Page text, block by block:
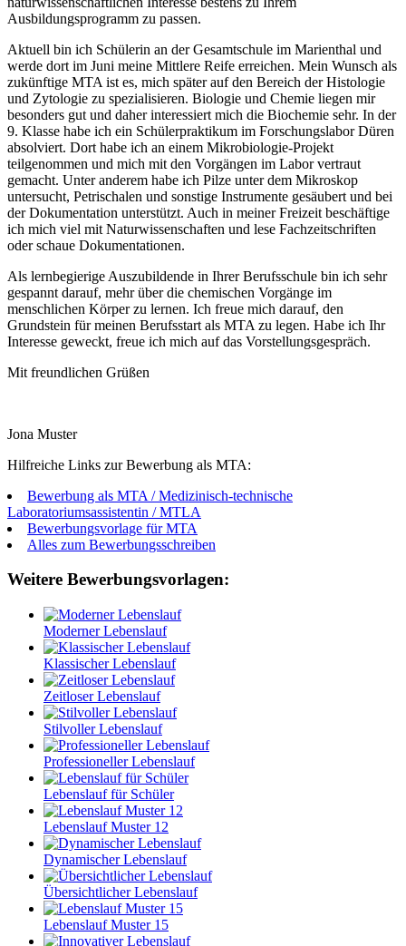
Ausbildungsprogramm zu passen.
Aktuell bin ich Schülerin an der Gesamtschule im Marienthal und
werde dort im Juni meine Mittlere Reife erreichen. Mein Wunsch als
zukünftige MTA ist es, mich später auf den Bereich der Histologie
und Zytologie zu spezialisieren. Biologie und Chemie liegen mir
besonders gut und daher interessiert mich die Biochemie sehr. In der
9. Klasse habe ich ein Schülerpraktikum im Forschungslabor Düren
absolviert. Dort habe ich an einem Mikrobiologie-Projekt
teilgenommen und mich mit den Vorgängen im Labor vertraut
gemacht. Unter anderem habe ich Pilze unter dem Mikroskop
untersucht, Petrischalen und sonstige Instrumente gesäubert und bei
der Dokumentation unterstützt. Auch in meiner Freizeit beschäftige
ich mich viel mit Naturwissenschaften und lese Fachzeitschriften
oder schaue Dokumentationen.
Als lernbegierige Auszubildende in Ihrer Berufsschule bin ich sehr
gespannt darauf, mehr über die chemischen Vorgänge im
menschlichen Körper zu lernen. Ich freue mich darauf, den
Grundstein für meinen Berufsstart als MTA zu legen. Habe ich Ihr
Interesse geweckt, freue ich mich auf das Vorstellungsgespräch.
Mit freundlichen Grüßen
Jona Muster
Hilfreiche Links zur Bewerbung als MTA:
Bewerbung als MTA / Medizinisch-technische
Laboratoriumsassistentin / MTLA
Bewerbungsvorlage für MTA
Alles zum Bewerbungsschreiben
Weitere Bewerbungsvorlagen:
Moderner Lebenslauf
Klassischer Lebenslauf
Zeitloser Lebenslauf
Stilvoller Lebenslauf
Professioneller Lebenslauf
Lebenslauf für Schüler
Lebenslauf Muster 12
Dynamischer Lebenslauf
Übersichtlicher Lebenslauf
Lebenslauf Muster 15